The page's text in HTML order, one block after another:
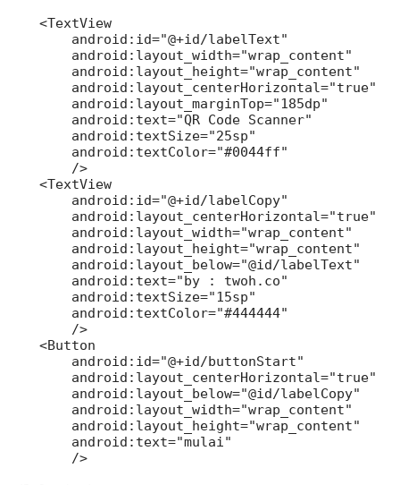
    <TextView
        android:id="@+id/labelText"
        android:layout_width="wrap_content"
        android:layout_height="wrap_content"
        android:layout_centerHorizontal="true"
        android:layout_marginTop="185dp"
        android:text="QR Code Scanner"
        android:textSize="25sp"
        android:textColor="#0044ff"
        />
    <TextView
        android:id="@+id/labelCopy"
        android:layout_centerHorizontal="true"
        android:layout_width="wrap_content"
        android:layout_height="wrap_content"
        android:layout_below="@id/labelText"
        android:text="by : twoh.co"
        android:textSize="15sp"
        android:textColor="#444444"
        />
    <Button
        android:id="@+id/buttonStart"
        android:layout_centerHorizontal="true"
        android:layout_below="@id/labelCopy"
        android:layout_width="wrap_content"
        android:layout_height="wrap_content"
        android:text="mulai"
        />